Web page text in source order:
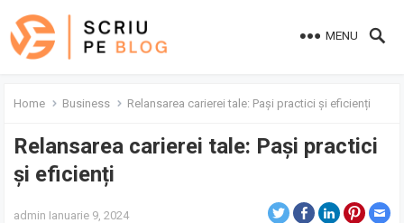
MENU
Home Business Relansarea carierei tale: Pași practici și eficienți
Relansarea carierei tale: Pași practici
și eficienți
admin Ianuarie 9, 2024